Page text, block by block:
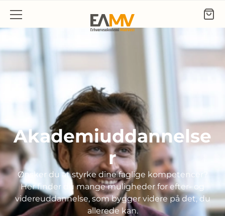
Gå til indhold
Akademiuddannelse
r
Ønsker du at styrke dine faglige kompetencer?
Her finder du mange muligheder for efter- og
videreuddannelse, som bygger videre på det, du
allerede kan.